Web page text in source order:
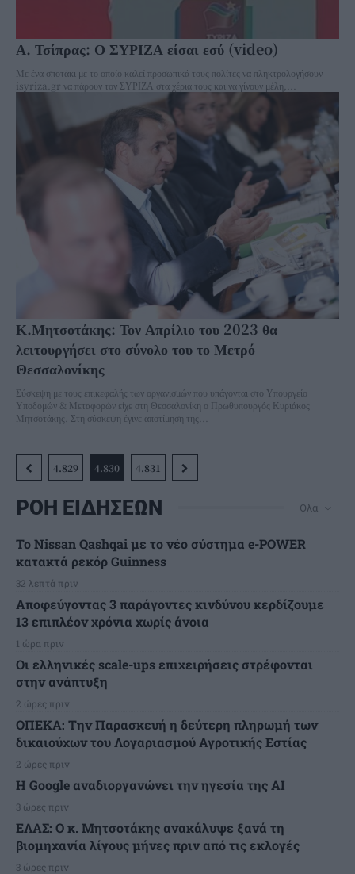
Α. Τσίπρας: Ο ΣΥΡΙΖΑ είσαι εσύ (video)
Με ένα σποτάκι με το οποίο καλεί προσωπικά τους πολίτες να πληκτρολογήσουν
isyriza.gr να πάρουν τον ΣΥΡΙΖΑ στα χέρια τους και να γίνουν μέλη,...
Κ.Μητσοτάκης: Τον Απρίλιο του 2023 θα
λειτουργήσει στο σύνολο του το Μετρό
Θεσσαλονίκης
Σύσκεψη με τους επικεφαλής των οργανισμών που υπάγονται στο Υπουργείο
Υποδομών & Μεταφορών είχε στη Θεσσαλονίκη ο Πρωθυπουργός Κυριάκος
Μητσοτάκης. Στη σύσκεψη έγινε αποτίμηση της...
4.829 4.830 4.831
ΡΟΗ ΕΙΔΗΣΕΩΝ Όλα
Το Nissan Qashqai με το νέο σύστημα e-POWER
κατακτά ρεκόρ Guinness
32 λεπτά πριν
Αποφεύγοντας 3 παράγοντες κινδύνου κερδίζουμε
13 επιπλέον χρόνια χωρίς άνοια
1 ώρα πριν
Οι ελληνικές scale-ups επιχειρήσεις στρέφονται
στην ανάπτυξη
2 ώρες πριν
ΟΠΕΚΑ: Την Παρασκευή η δεύτερη πληρωμή των
δικαιούχων του Λογαριασμού Αγροτικής Εστίας
2 ώρες πριν
H Google αναδιοργανώνει την ηγεσία της AI
3 ώρες πριν
ΕΛΑΣ: Ο κ. Μητσοτάκης ανακάλυψε ξανά τη
βιομηχανία λίγους μήνες πριν από τις εκλογές
3 ώρες πριν